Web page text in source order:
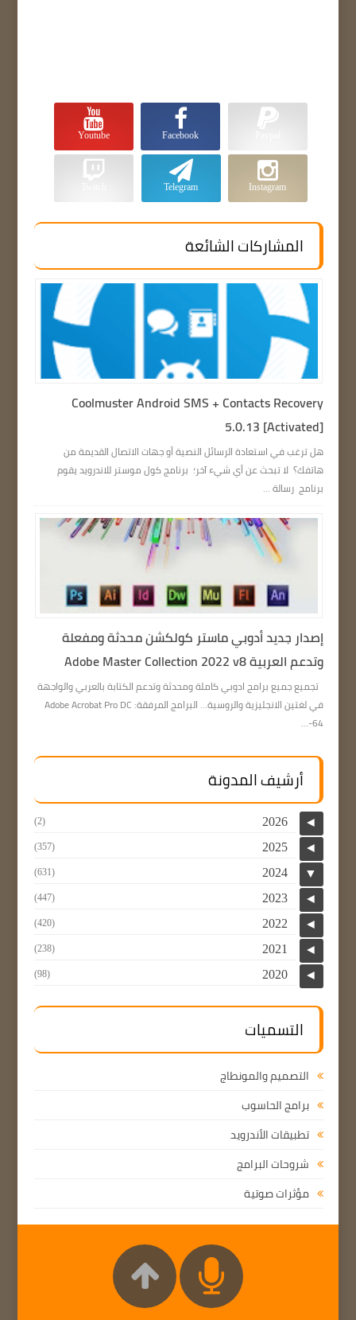
Facebook
Youtube
Instagram
Telegram
المشاركات الشائعة
Coolmuster Android SMS + Contacts Recovery
5.0.13 [Activated]
هل ترغب في استعادة الرسائل النصية أو جهات الاتصال القديمة من
هاتفك؟ لا تبحث عن أي شيء آخر؛ برنامج كول موستر للاندرويد يقوم
برنامج رسالة ...
إصدار جديد أدوبي ماستر كولكشن محدثة ومفعلة
وتدعم العربية Adobe Master Collection 2022 v8
تجميع جميع برامج ادوبي كاملة ومحدثة وتدعم الكتابة بالعربي والواجهة
في لغتين الانجليزية والروسية… البرامج المرفقة: Adobe Acrobat Pro DC
64-...
أرشيف المدونة
◄
2026
(2)
◄
2025
(357)
▼
2024
(631)
◄
2023
(447)
◄
2022
(420)
◄
2021
(238)
◄
2020
(98)
التسميات
التصميم والمونطاج
برامج الحاسوب
تطبيقات الأندرويد
شروحات البرامج
مؤثرات صوتية